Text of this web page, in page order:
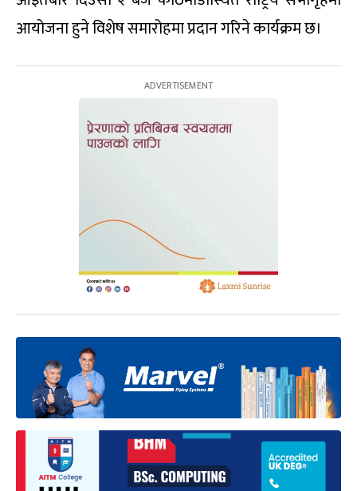
आयोजना हुने विशेष समारोहमा प्रदान गरिने कार्यक्रम छ।